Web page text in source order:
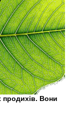
продихів. Вони